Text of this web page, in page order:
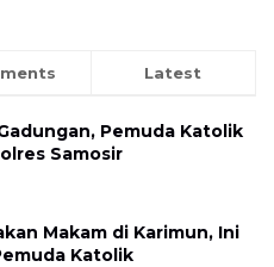
Latest
Pemuda Katolik
Samosir
Makam di Karimun, Ini
Katolik